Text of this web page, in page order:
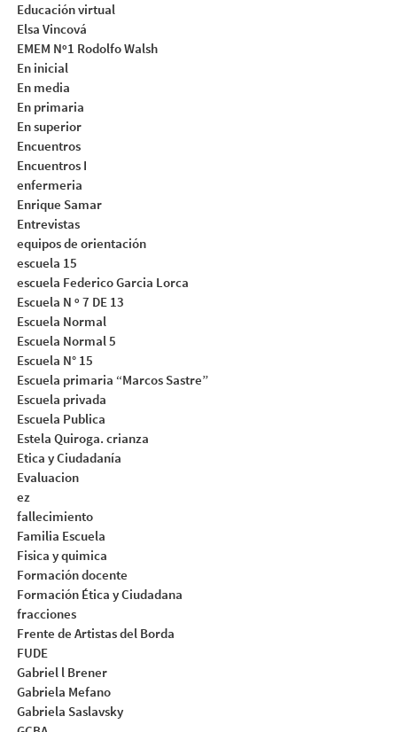
Educación virtual
Elsa Vincová
EMEM Nº1 Rodolfo Walsh
En inicial
En media
En primaria
En superior
Encuentros
Encuentros I
enfermeria
Enrique Samar
Entrevistas
equipos de orientación
escuela 15
escuela Federico Garcia Lorca
Escuela N º 7 DE 13
Escuela Normal
Escuela Normal 5
Escuela N° 15
Escuela primaria “Marcos Sastre”
Escuela privada
Escuela Publica
Estela Quiroga. crianza
Etica y Ciudadanía
Evaluacion
ez
fallecimiento
Familia Escuela
Fisica y quimica
Formación docente
Formación Ética y Ciudadana
fracciones
Frente de Artistas del Borda
FUDE
Gabriel l Brener
Gabriela Mefano
Gabriela Saslavsky